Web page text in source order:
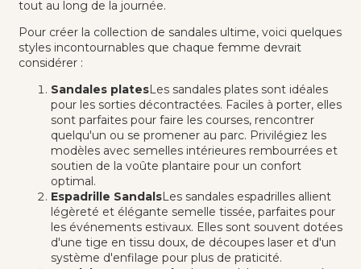
tout au long de la journée.
Pour créer la collection de sandales ultime, voici quelques
styles incontournables que chaque femme devrait
considérer :
Sandales platesLes sandales plates sont idéales
pour les sorties décontractées. Faciles à porter, elles
sont parfaites pour faire les courses, rencontrer
quelqu'un ou se promener au parc. Privilégiez les
modèles avec semelles intérieures rembourrées et
soutien de la voûte plantaire pour un confort
optimal.
Espadrille SandalsLes sandales espadrilles allient
légèreté et élégante semelle tissée, parfaites pour
les événements estivaux. Elles sont souvent dotées
d'une tige en tissu doux, de découpes laser et d'un
système d'enfilage pour plus de praticité.